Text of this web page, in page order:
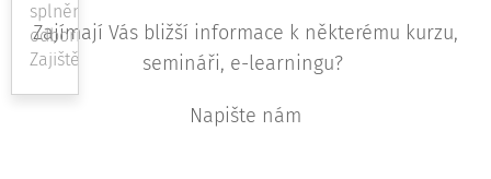
splnění
odbornosti
Zajištění
Zajímají Vás bližší informace k některému kurzu,
semináři, e-learningu?
Napište nám